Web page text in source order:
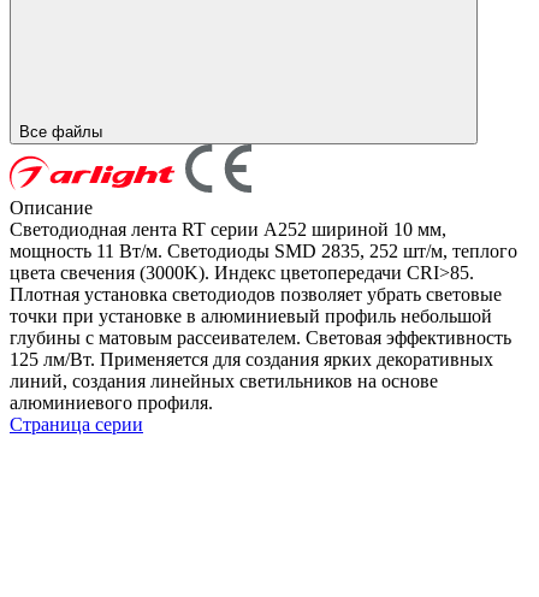
Все файлы
Описание
Светодиодная лента RT серии A252 шириной 10 мм,
мощность 11 Вт/м. Светодиоды SMD 2835, 252 шт/м, теплого
цвета свечения (3000K). Индекс цветопередачи CRI>85.
Плотная установка светодиодов позволяет убрать световые
точки при установке в алюминиевый профиль небольшой
глубины с матовым рассеивателем. Световая эффективность
125 лм/Вт. Применяется для создания ярких декоративных
линий, создания линейных светильников на основе
алюминиевого профиля.
Страница серии